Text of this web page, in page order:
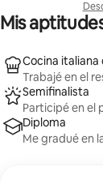
Mis
Cocina italiana
Trabajé en el
Semifinalista
Participé en el
Diploma
Me gradué en